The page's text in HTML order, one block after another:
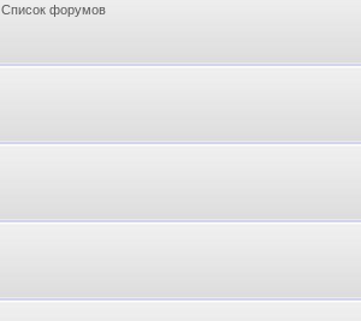
Список форумов